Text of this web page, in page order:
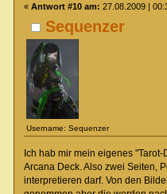
Sequenzer
Username: Sequenzer
« Antwort #10 am: 27.08.2009 |
Ich hab mir mein eigenes
Arcana Deck. Also zwei Seiten,
interpretieren darf. Von den